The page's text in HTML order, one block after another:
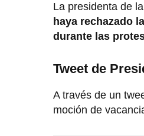
La presidenta de
haya rechazado
durante las
Tweet de
A través de un
moción de